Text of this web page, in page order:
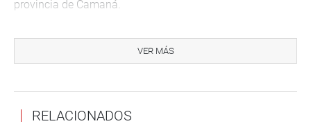
provincia de Camaná.
presidenta de la Comisión de Vivienda y Construcción,
dijo que la propuesta contribuye a la ejecución de las
vivienda.
VER MÁS
RELACIONADOS